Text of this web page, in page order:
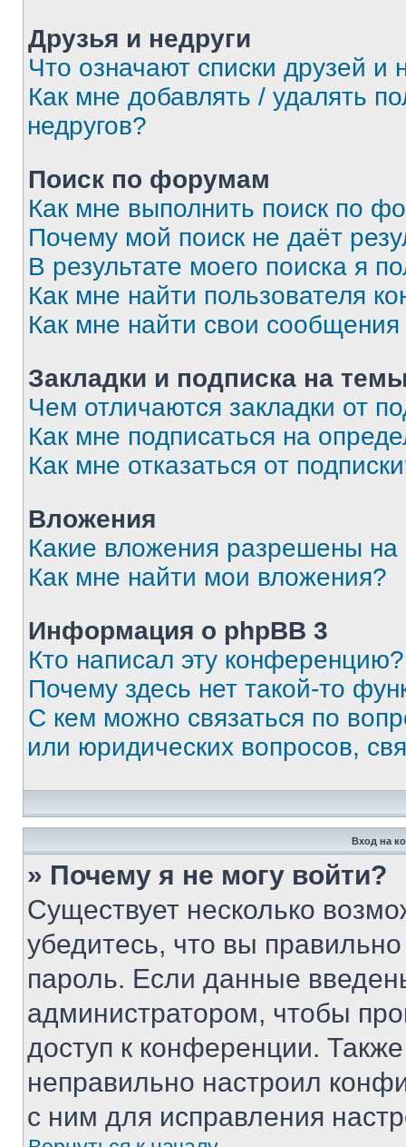
Друзья и недруги
Что означают списки друзей и
Как мне добавлять / удалять
недругов?
Поиск по форумам
Как мне выполнить поиск по
Почему мой поиск не даёт
В результате моего поиска я
Как мне найти пользователя
Как мне найти свои
Закладки и подписка на
Чем отличаются закладки от
Как мне подписаться на
Как мне отказаться от
Вложения
Какие вложения разрешены
Как мне найти мои вложения?
Информация о phpBB 3
Кто написал эту конференцию?
Почему здесь нет такой-то
С кем можно связаться по
или юридических вопросов,
Вход на
» Почему я не могу войти?
Существует несколько
убедитесь, что вы
пароль. Если данные
администратором, чтобы
доступ к конференции.
неправильно настроил
с ним для исправления